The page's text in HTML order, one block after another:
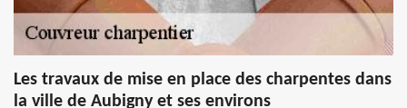
Les travaux de mise en place des charpentes dans
la ville de Aubigny et ses environs